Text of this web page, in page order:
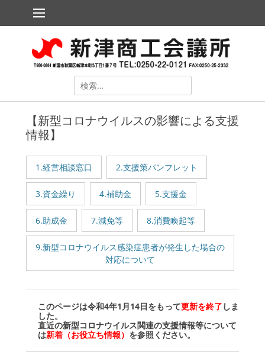
メインメニュー
コ
ン
ツ
へ
ッ
プ
新津商工会議所
The Niitsu Chamber of Commerce and Industry
検
索
象:
【新型コロナウイルスの影響による支援
情報】
1.経営相談窓口 2.支援策パンフレット
3.資金繰り 4.補助金 5.支援金
6.助成金 7.減免等 8.消費喚起等
9.新型コロナウイルス感染症患者が発生した場合の
対応について
このページは令和4年1月14日をもって更新を終了 しま
した。
直近の新型コロナウイルス関連の支援情報等について
は新着（お役立ち情報） を参照ください。